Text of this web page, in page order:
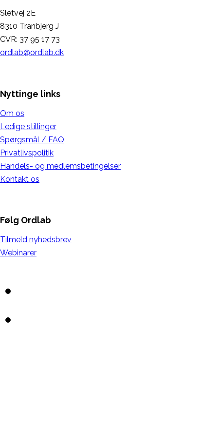
Sletvej 2E
8310 Tranbjerg J
CVR: 37 95 17 73
ordlab@ordlab.dk
Nyttinge links
Om os
Ledige stillinger
Spørgsmål / FAQ
Privatlivspolitik
Handels- og medlemsbetingelser
Kontakt os
Følg Ordlab
Tilmeld nyhedsbrev
Webinarer